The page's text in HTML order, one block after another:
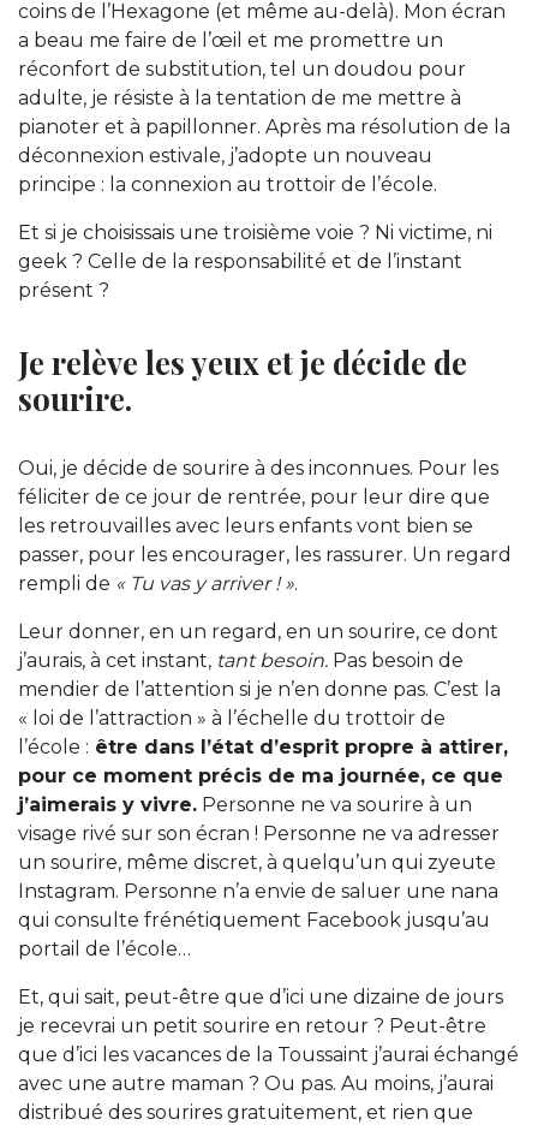
coins de l’Hexagone (et même au-delà). Mon écran
a beau me faire de l’œil et me promettre un
réconfort de substitution, tel un doudou pour
adulte, je résiste à la tentation de me mettre à
pianoter et à papillonner. Après ma résolution de la
déconnexion estivale, j’adopte un nouveau
principe : la connexion au trottoir de l’école.
Et si je choisissais une troisième voie ? Ni victime, ni
geek ? Celle de la responsabilité et de l’instant
présent ?
Je relève les yeux et je décide de
sourire.
Oui, je décide de sourire à des inconnues. Pour les
féliciter de ce jour de rentrée, pour leur dire que
les retrouvailles avec leurs enfants vont bien se
passer, pour les encourager, les rassurer. Un regard
rempli de « Tu vas y arriver ! ».
Leur donner, en un regard, en un sourire, ce dont
j’aurais, à cet instant, tant besoin. Pas besoin de
mendier de l’attention si je n’en donne pas. C’est la
« loi de l’attraction » à l’échelle du trottoir de
l’école : être dans l’état d’esprit propre à attirer,
pour ce moment précis de ma journée, ce que
j’aimerais y vivre. Personne ne va sourire à un
visage rivé sur son écran ! Personne ne va adresser
un sourire, même discret, à quelqu’un qui zyeute
Instagram. Personne n’a envie de saluer une nana
qui consulte frénétiquement Facebook jusqu’au
portail de l’école…
Et, qui sait, peut-être que d’ici une dizaine de jours
je recevrai un petit sourire en retour ? Peut-être
que d’ici les vacances de la Toussaint j’aurai échangé
avec une autre maman ? Ou pas. Au moins, j’aurai
distribué des sourires gratuitement, et rien que